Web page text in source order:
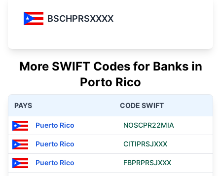
BSCHPRSXXXX
More SWIFT Codes for Banks in
Porto Rico
PAYS CODE SWIFT
Puerto Rico NOSCPR22MIA
Puerto Rico CITIPRSJXXX
Puerto Rico FBPRPRSJXXX